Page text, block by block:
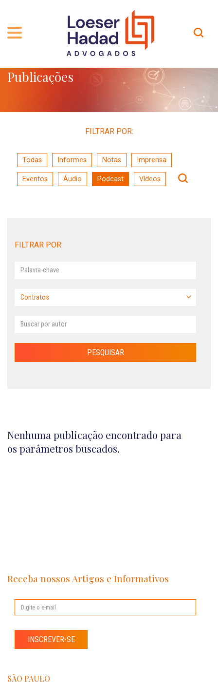
QUEM SOMOS
INCLUSÃO E DIVERSIDADE
INTERNATIONAL NETWORK
NOSSA EQUIPE
PROFISSIONAIS
Contato
Localização
Publicações
FILTRAR POR:
Todas Informes Notas Imprensa
Eventos Áudio Podcast Vídeos
FILTRAR POR:
Nenhuma publicação encontrado para
os parâmetros buscados.
Receba nossos Artigos e Informativos
INSCREVER-SE
SÃO PAULO